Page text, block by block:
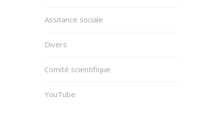
Assitance sociale
Divers
Comité scientifique
YouTube